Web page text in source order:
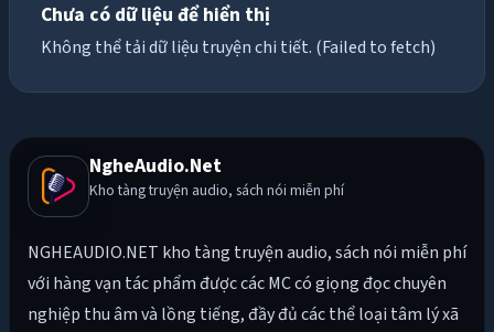
Chưa có dữ liệu để hiển thị
Không thể tải dữ liệu truyện chi tiết. (Failed to fetch)
NgheAudio.Net
Kho tàng truyện audio, sách nói miễn phí
NGHEAUDIO.NET kho tàng truyện audio, sách nói miễn phí
với hàng vạn tác phẩm được các MC có giọng đọc chuyên
nghiệp thu âm và lồng tiếng, đầy đủ các thể loại tâm lý xã